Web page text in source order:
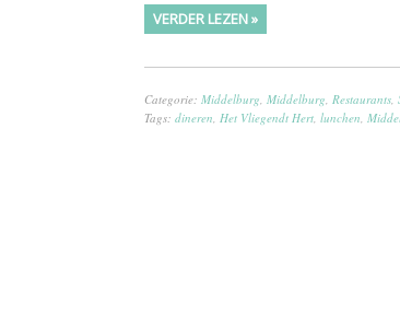
VERDER LEZEN »
Categorie: Middelburg Middelburg Restaurants
Tags: dineren Het Vliegendt Hert lunchen